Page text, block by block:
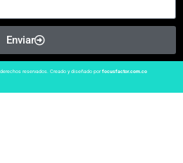
Enviar
reservados. Creado y diseñado porfocusfactor.com.co